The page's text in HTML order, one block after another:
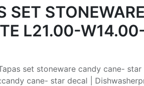
SET STONEWARE
L21.00-
set stoneware candy cane-
cane- star decal |